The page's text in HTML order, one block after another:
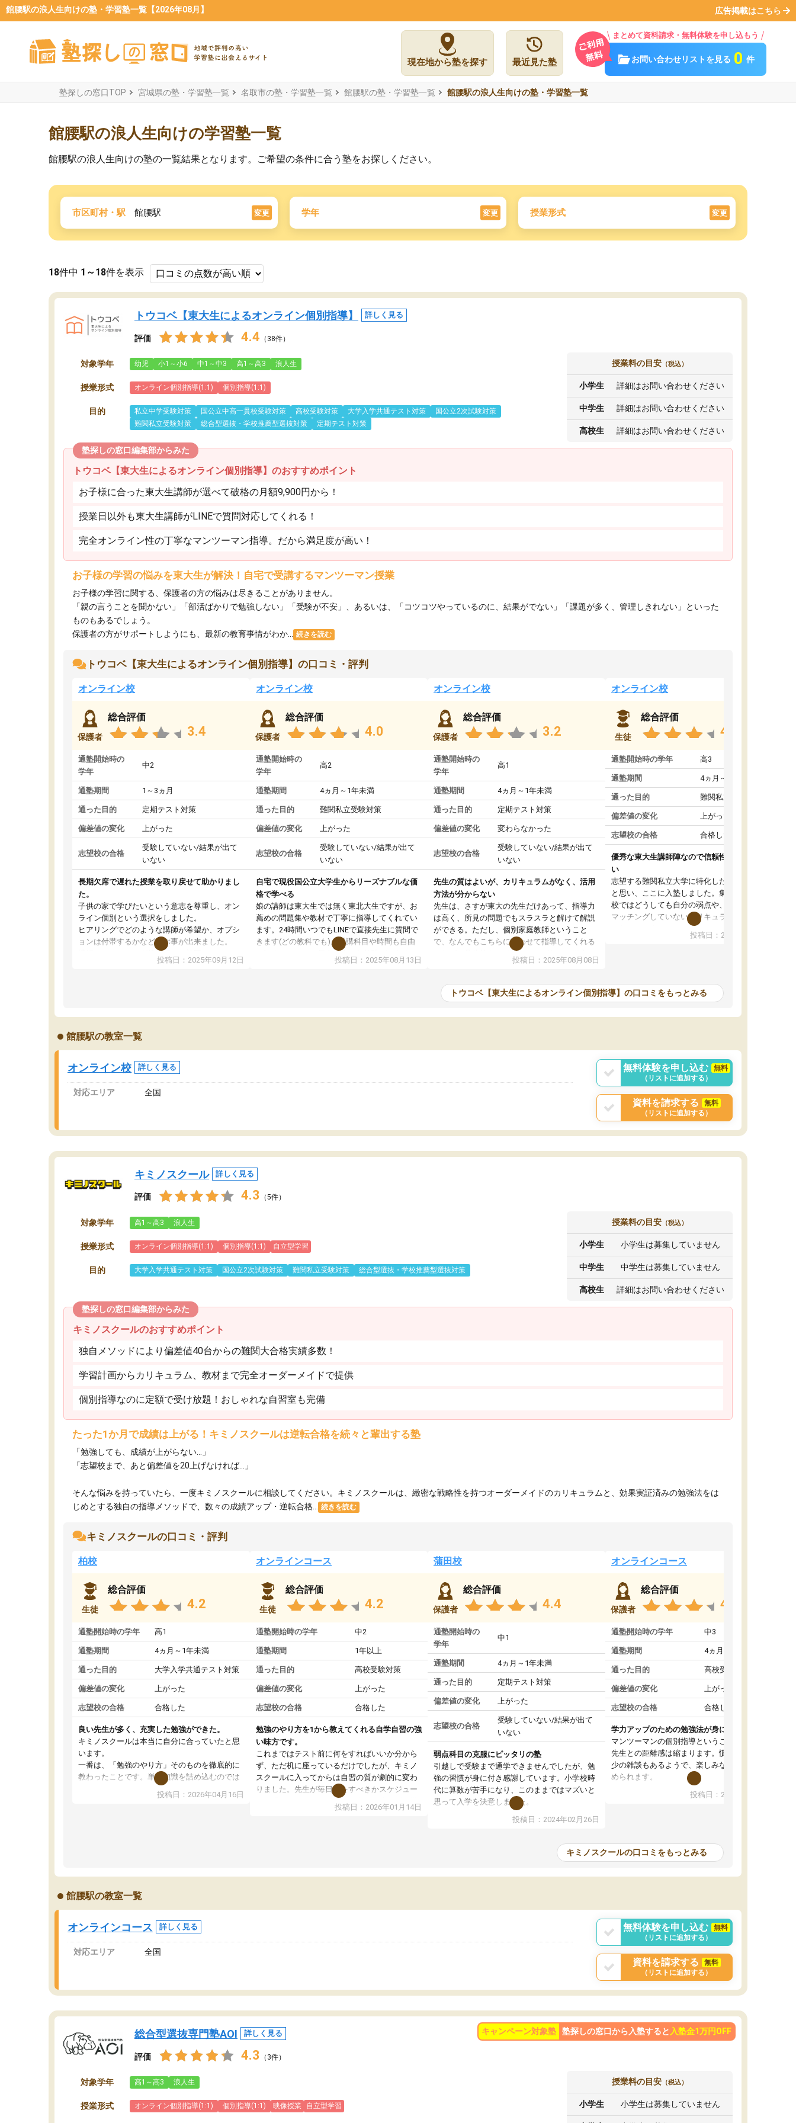
館腰駅の浪人生向けの塾・学習塾一覧【2026年08月】 広告掲載はこちら
現在地から塾を探す 最近見た塾
まとめて資料請求・無料体験を申し込もう
お問い合わせリストを見る 0 件
塾探しの窓口TOP 宮城県の塾・学習塾一覧 名取市の塾・学習塾一覧 館腰駅の塾・学習塾一覧 館腰駅の浪人生向けの塾・学習塾一覧
館腰駅の浪人生向けの学習塾一覧
館腰駅の浪人生向けの塾の一覧結果となります。ご希望の条件に合う塾をお探しください。
市区町村・駅 館腰駅 変更 学年 変更 授業形式 変更
18件中 1～18件を表示
トウコベ【東大生によるオンライン個別指導】 詳しく見る
評価 4.4 （38件）
対象学年 幼児 小1～小6 中1～中3 高1～高3 浪人生
授業形式 オンライン個別指導(1:1) 個別指導(1:1)
目的 私立中学受験対策 国公立中高一貫校受験対策 高校受験対策 大学入学共通テスト対策
国公立2次試験対策
難関私立受験対策
総合型選抜・学校推薦型選抜対策 定期テスト対策
授業料の目安 （税込）
小学生 詳細はお問い合わせください
中学生 詳細はお問い合わせください
高校生 詳細はお問い合わせください
塾探しの窓口編集部からみた
トウコベ【東大生によるオンライン個別指導】のおすすめポイント
お子様に合った東大生講師が選べて破格の月額9,900円から！
授業日以外も東大生講師がLINEで質問対応してくれる！
完全オンライン性の丁寧なマンツーマン指導。だから満足度が高い！
お子様の学習の悩みを東大生が解決！自宅で受講するマンツーマン授業
お子様の学習に関する、保護者の方の悩みは尽きることがありません。
「親の言うことを聞かない」「部活ばかりで勉強しない」「受験が不安」、あるいは、「コツコツやっているのに、結果がでない」「課題が多く、管理しきれない」といった
ものもあるでしょう。
保護者の方がサポートしようにも、最新の教育事情がわか...
続きを読む
トウコベ【東大生によるオンライン個別指導】の口コミ・評判
オンライン校
保護者
総合評価
3.4
通塾開始時の
学年
中2
通塾期間 1～3ヵ月
通った目的 定期テスト対策
偏差値の変化 上がった
志望校の合格
受験していない/結果が出て
いない
長期欠席で遅れた授業を取り戻せて助かりまし
た。
子供の家で学びたいという意志を尊重し、オン
ライン個別という選択をしました。
ヒアリングでどのような講師が希望か、オプシ
ョンは付帯するかなど選ぶ事が出来ました。
講師とのマッチング後講師との初回ミーティン
グを行い、その講師で良いか他の講師を希望す
オンラインツールを使用した単語帳の共有があ
り宿題もそちらで出される形でした。
2ヶ月で担当講師の方がお辞めになると言う事で
講師変更の申し出があり、あまりに短期での変
更だった為、塾に通う事にして退会しました。
遅れも取り戻せ、授業内容や講師の方は良かっ
投稿日：2025年09月12日
オンライン校
保護者
総合評価
4.0
通塾開始時の
学年
高2
通塾期間 4ヵ月～1年未満
通った目的 難関私立受験対策
偏差値の変化 上がった
志望校の合格
受験していない/結果が出て
いない
自宅で現役国公立大学生からリーズナブルな価
格で学べる
娘の講師は東大生では無く東北大生ですが、お
薦めの問題集や教材で丁寧に指導してくれてい
ます。24時間いつでもLINEで直接先生に質問で
きます(どの教科でも)。受講科目や時間も自由
に決めれるので、個人に合った勉強ができると
思います。カリキュラム相談みたいなのがあり
ます。講師も合わなければチェンジできます
投稿日：2025年08月13日
オンライン校
保護者
総合評価
3.2
通塾開始時の
学年
高1
通塾期間 4ヵ月～1年未満
通った目的 定期テスト対策
偏差値の変化 変わらなかった
志望校の合格
受験していない/結果が出て
いない
先生の質はよいが、カリキュラムがなく、活用
方法が分からない
先生は、さすが東大の先生だけあって、指導力
は高く、所見の問題でもスラスラと解けて解説
ができる。ただし、個別家庭教師ということ
で、なんでもこちらに合わせて指導してくれる
のだが、具体的なカリキュラムがない。当方
は、授業の先取り学習をするため、学校の教科
いただいたが、1時間の時間を使って進められる
範囲は限られており、それであれば自学自習で
なく、上手い活用の仕方が分からず辞めること
投稿日：2025年08月08日
オンライン校
生徒
総合評価
4.4
通塾開始時の学年 高3
通塾期間 4ヵ月～1年未満
通った目的 難関私立受験対策
偏差値の変化 上がった
志望校の合格 合格した
優秀な東大生講師陣なので信頼性や安心感が高
い
志望する難関私立大学に特化した準備をしたい
と思い、ここに入塾しました。集団指導の予備
校ではどうしても自分の弱点や、志望校対策に
マッチングしていないカリキュラムに不安を感
また受験のノウハウを蓄積している優秀な東大
ツーマン指導によって、自分の志望校にふさわ
しいオリジナルのカリキュラムを提案してくれ
と感じました。
投稿日：2024年02月19日
トウコベ【東大生によるオンライン個別指導】の口コミをもっとみる
館腰駅の教室一覧
オンライン校 詳しく見る
対応エリア 全国
無料体験を申し込む
無料
（リストに追加する）
資料を請求する
無料
（リストに追加する）
キミノスクール 詳しく見る
評価 4.3 （5件）
対象学年 高1～高3 浪人生
授業形式 オンライン個別指導(1:1) 個別指導(1:1) 自立型学習
目的 大学入学共通テスト対策 国公立2次試験対策 難関私立受験対策 総合型選抜・学校推薦型選抜対策
授業料の目安 （税込）
小学生 小学生は募集していません
中学生 中学生は募集していません
高校生 詳細はお問い合わせください
塾探しの窓口編集部からみた
キミノスクールのおすすめポイント
独自メソッドにより偏差値40台からの難関大合格実績多数！
学習計画からカリキュラム、教材まで完全オーダーメイドで提供
個別指導なのに定額で受け放題！おしゃれな自習室も完備
たった1か月で成績は上がる！キミノスクールは逆転合格を続々と輩出する塾
「勉強しても、成績が上がらない…」
「志望校まで、あと偏差値を20上げなければ…」
そんな悩みを持っていたら、一度キミノスクールに相談してください。キミノスクールは、緻密な戦略性を持つオーダーメイドのカリキュラムと、効果実証済みの勉強法をは
じめとする独自の指導メソッドで、数々の成績アップ・逆転合格...
続きを読む
キミノスクールの口コミ・評判
柏校
生徒
総合評価
4.2
通塾開始時の学年 高1
通塾期間 4ヵ月～1年未満
通った目的 大学入学共通テスト対策
偏差値の変化 上がった
志望校の合格 合格した
良い先生が多く、充実した勉強ができた。
キミノスクールは本当に自分に合っていたと思
います。
一番は、「勉強のやり方」そのものを徹底的に
教わったことです。単に知識を詰め込むのでは
なく、自学自習の習慣が身につくよう並走して
くれるので、通塾日以外も机に向かうのが苦で
投稿日：2026年04月16日
オンラインコース
生徒
総合評価
4.2
通塾開始時の学年 中2
通塾期間 1年以上
通った目的 高校受験対策
偏差値の変化 上がった
志望校の合格 合格した
勉強のやり方を1から教えてくれる自学自習の強
い味方です。
これまではテスト前に何をすればいいか分から
ず、ただ机に座っているだけでしたが、キミノ
スクールに入ってからは自習の質が劇的に変わ
りました。先生が毎日何をすべきかスケジュー
ルを明確にしてくれるので、自分が迷わずに学
習に取り組めるようになったのが一番の収穫で
投稿日：2026年01月14日
蒲田校
保護者
総合評価
4.4
通塾開始時の
学年
中1
通塾期間 4ヵ月～1年未満
通った目的 定期テスト対策
偏差値の変化 上がった
志望校の合格
受験していない/結果が出て
いない
弱点科目の克服にピッタリの塾
引越しで受験まで通学できませんでしたが、勉
強の習慣が身に付き感謝しています。小学校時
代に算数が苦手になり、このままではマズいと
思って入学を決意しました。
まず、マンツーマン指導なので、小学校時代の
基礎からスタートして頂いたのが大きかったで
ていけるようになったし、苦手科目の意識もな
重要性を再認識しました。学べばできるように
投稿日：2024年02月26日
オンラインコース
保護者
総合評価
4.6
通塾開始時の学年 中3
通塾期間 4ヵ月～1年未満
通った目的 高校受験対策
偏差値の変化 上がった
志望校の合格 合格した
学力アップのための勉強法が身につく
マンツーマンの個別指導ということもあって、
先生との距離感は縮まります。慣れてくれば多
少の雑談もあるようで、楽しみながら学習を進
められます。
単に学力アップを目指した詰め込み授業ではな
く、勉強の進め方もアドバイスしてくれます。
初めはモチベーションの維持が難しかったよう
です。ただ、授業内容が楽しかったせいか、自
投稿日：2024年01月08日
キミノスクールの口コミをもっとみる
館腰駅の教室一覧
オンラインコース 詳しく見る
対応エリア 全国
無料体験を申し込む
無料
（リストに追加する）
資料を請求する
無料
（リストに追加する）
キャンペーン対象塾 塾探しの窓口から入塾すると 入塾金1万円OFF
総合型選抜専門塾AOI 詳しく見る
評価 4.3 （3件）
対象学年 高1～高3 浪人生
授業形式 オンライン個別指導(1:1) 個別指導(1:1) 映像授業 自立型学習
授業料の目安 （税込）
小学生 小学生は募集していません